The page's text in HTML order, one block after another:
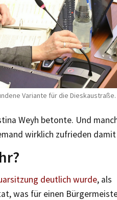
Variante für die
Weyh betonte. Und
wirklich zufrieden
deutlich wurde, als
was für einen